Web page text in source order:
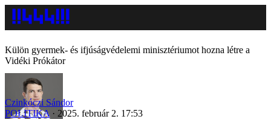
Külön gyermek- és ifjúságvédelemi minisztériumot hozna létre a
Vidéki Prókátor
Czinkóczi Sándor
POLITIKA
2025. február 2. 17:53